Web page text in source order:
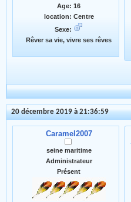
Age: 16
location: Centre
Sexe:
Rêver sa vie, vivre ses rêves
20 décembre 2019 à 21:36:59
Caramel2007
seine maritime
Administrateur
Présent